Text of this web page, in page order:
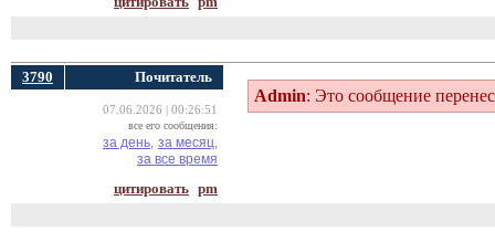
3790 Почитатель
07.06.2026 | 00:26:51
все его сообщения:
за день, за месяц,
за все время
цитировать pm
Admin: Это сообщение